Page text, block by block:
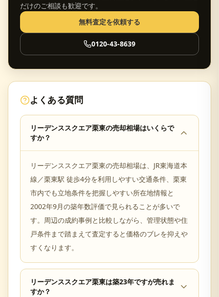
だけのご相談も歓迎です。
無料査定を依頼する
0120-43-8639
よくある質問
リーデンススクエア栗東の売却相場はいくらで
すか？
リーデンススクエア栗東の売却相場は、JR東海道本
線／栗東駅 徒歩4分を利用しやすい交通条件、栗東
市内でも立地条件を把握しやすい所在地情報と
2002年9月の築年数評価で見られることが多いで
す。周辺の成約事例と比較しながら、管理状態や住
戸条件まで踏まえて査定すると価格のブレを抑えや
すくなります。
リーデンススクエア栗東は築23年ですが売れま
すか？